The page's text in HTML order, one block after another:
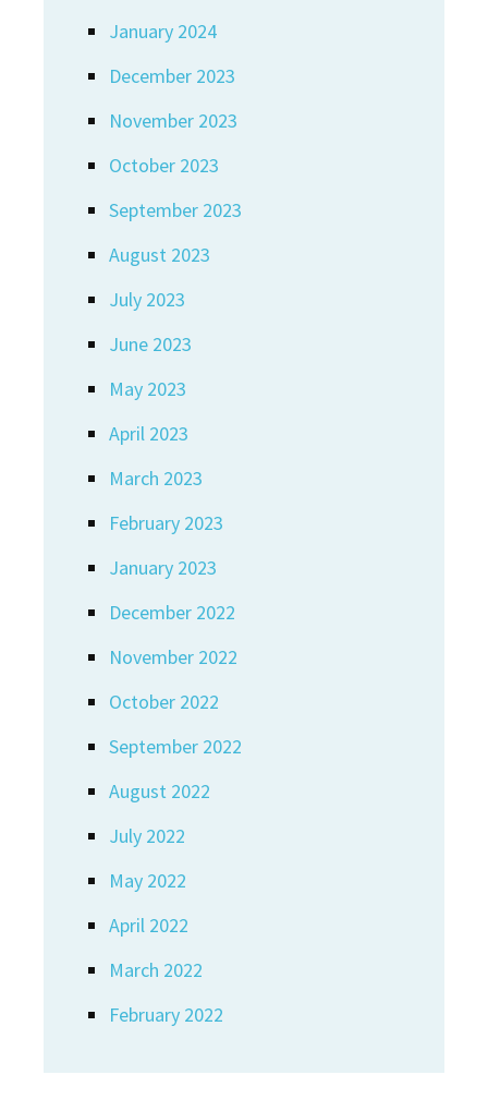
January 2024
December 2023
November 2023
October 2023
September 2023
August 2023
July 2023
June 2023
May 2023
April 2023
March 2023
February 2023
January 2023
December 2022
November 2022
October 2022
September 2022
August 2022
July 2022
May 2022
April 2022
March 2022
February 2022